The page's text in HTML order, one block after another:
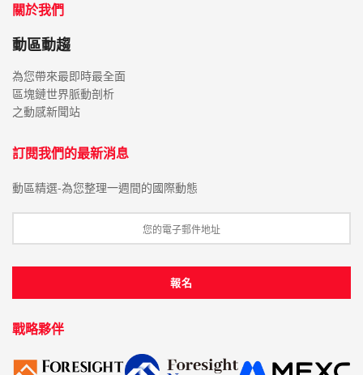
關於我們
動區動趨
為您帶來最即時最全面
區塊鏈世界脈動剖析
之動感新聞站
訂閱我們的最新消息
動區精選-為您整理一週間的國際動態
戰略夥伴